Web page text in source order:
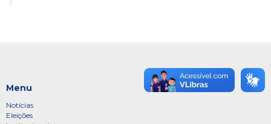
Menu
Notícias
Eleições